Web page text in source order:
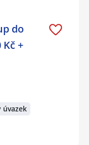
do
Kč +
úvazek